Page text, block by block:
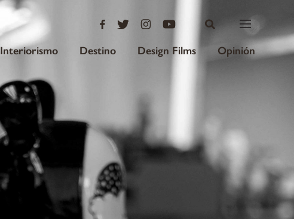
Interiorismo Destino Design Films Opinión